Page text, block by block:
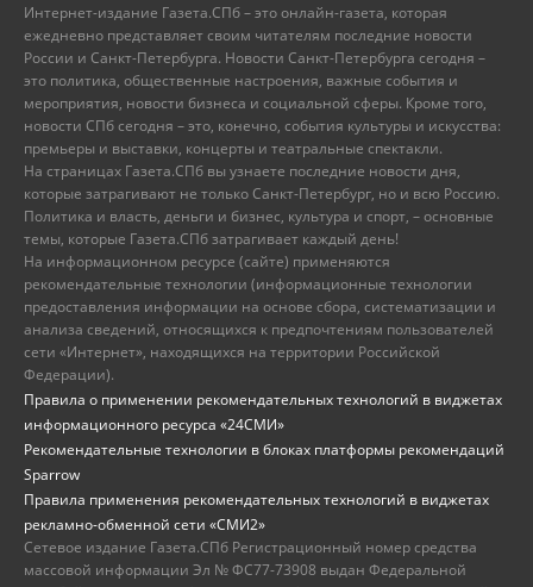
Интернет-издание Газета.СПб – это онлайн-газета, которая
ежедневно представляет своим читателям последние новости
России и Санкт-Петербурга. Новости Санкт-Петербурга сегодня –
это политика, общественные настроения, важные события и
мероприятия, новости бизнеса и социальной сферы. Кроме того,
новости СПб сегодня – это, конечно, события культуры и искусства:
премьеры и выставки, концерты и театральные спектакли.
На страницах Газета.СПб вы узнаете последние новости дня,
которые затрагивают не только Санкт-Петербург, но и всю Россию.
Политика и власть, деньги и бизнес, культура и спорт, – основные
темы, которые Газета.СПб затрагивает каждый день!
На информационном ресурсе (сайте) применяются
рекомендательные технологии (информационные технологии
предоставления информации на основе сбора, систематизации и
анализа сведений, относящихся к предпочтениям пользователей
сети «Интернет», находящихся на территории Российской
Федерации).
Правила о применении рекомендательных технологий в виджетах
информационного ресурса «24СМИ»
Рекомендательные технологии в блоках платформы рекомендаций
Sparrow
Правила применения рекомендательных технологий в виджетах
рекламно-обменной сети «СМИ2»
Сетевое издание Газета.СПб Регистрационный номер средства
массовой информации Эл № ФС77-73908 выдан Федеральной